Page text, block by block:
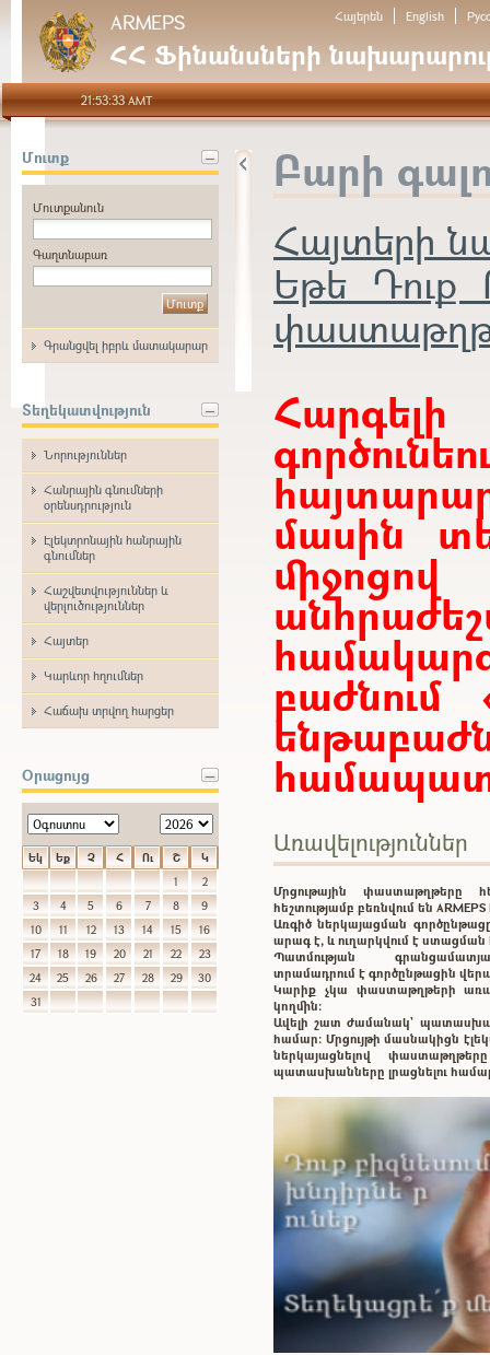
ARMEPS
ՀՀ Ֆինանսների
Հայերեն English
21:53:33 AMT
Մուտք
Մուտքանուն
Գաղտնաբառ
Գրանցվել իբրև մատակարար
Տեղեկատվություն
Նորություններ
Հանրային գնումների
օրենսդրություն
Էլեկտրոնային հանրային
գնումներ
Հաշվետվություններ և
վերլուծություններ
Հայտեր
Կարևոր հղումներ
Հաճախ տրվող հարցեր
Օրացույց
Եկ Եք Չ Հ Ու Շ
Կ
1
2
3
4 5 6 7 8
9
10
11 12 13 14 15
16
17
18 19 20 21 22
23
24
25 26 27 28 29
30
31
Բարի
Հայտերի
Եթե Դուք
մասին
բաժնում
Առավելություններ
Մրցութային փաստաթղթերը
հեշտությամբ բեռնվում են
Առգիծ ներկայացման
արագ է, և ուղարկվում է
Պատմության
տրամադրում է գործընթացին
Կարիք չկա փաստաթղթերի
կողմին:
Ավելի շատ ժամանակ`
համար: Մրցույթի մասնակիցն
ներկայացնելով
պատասխանները լրացնելու